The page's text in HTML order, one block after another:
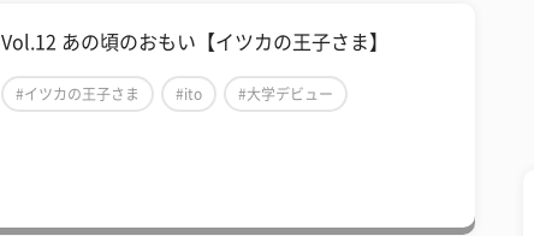
Vol.12 あの頃のおもい【イツカの王子さま】
#イツカの王子さま #ito #大学デビュー